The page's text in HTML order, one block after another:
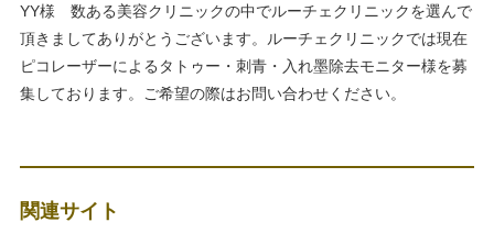
YY様 数ある美容クリニックの中でルーチェクリニックを選んで
頂きましてありがとうございます。ルーチェクリニックでは現在
ピコレーザーによるタトゥー・刺青・入れ墨除去モニター様を募
集しております。ご希望の際はお問い合わせください。
関連サイト